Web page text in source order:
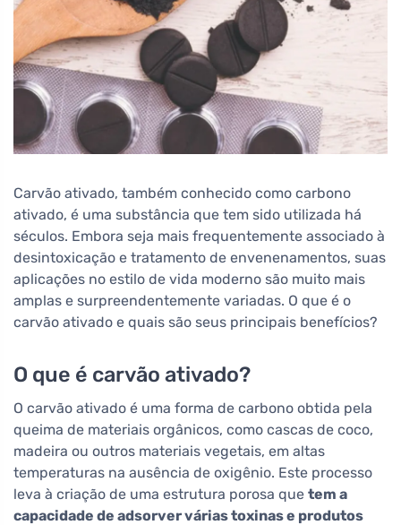
Carvão ativado, também conhecido como carbono
ativado, é uma substância que tem sido utilizada há
séculos. Embora seja mais frequentemente associado à
desintoxicação e tratamento de envenenamentos, suas
aplicações no estilo de vida moderno são muito mais
amplas e surpreendentemente variadas. O que é o
carvão ativado e quais são seus principais benefícios?
O que é carvão ativado?
O carvão ativado é uma forma de carbono obtida pela
queima de materiais orgânicos, como cascas de coco,
madeira ou outros materiais vegetais, em altas
temperaturas na ausência de oxigênio. Este processo
leva à criação de uma estrutura porosa que tem a
capacidade de adsorver várias toxinas e produtos